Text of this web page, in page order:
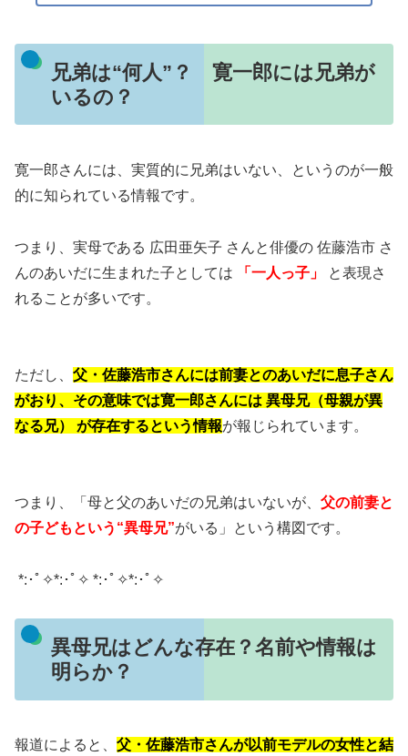
兄弟は“何人”？ 寛一郎には兄弟が
いるの？
寛一郎さんには、実質的に兄弟はいない、というのが一般
的に知られている情報です。
つまり、実母である 広田亜矢子 さんと俳優の 佐藤浩市 さ
んのあいだに生まれた子としては
「一人っ子」
と表現さ
れることが多いです。
ただし、 父・佐藤浩市さんには前妻とのあいだに息子さん
がおり、その意味では寛一郎さんには 異母兄（母親が異
なる兄） が存在するという情報が報じられています。
つまり、「母と父のあいだの兄弟はいないが、 父の前妻と
の子どもという“異母兄”がいる」という構図です。
*:･ﾟ✧*:･ﾟ✧ *:･ﾟ✧*:･ﾟ✧
異母兄はどんな存在？名前や情報は
明らか？
報道によると、 父・佐藤浩市さんが以前モデルの女性と結